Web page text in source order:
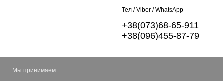
Тел / Viber / WhatsApp
+38(073)68-65-911
+38(096)455-87-79
Мы принимаем: